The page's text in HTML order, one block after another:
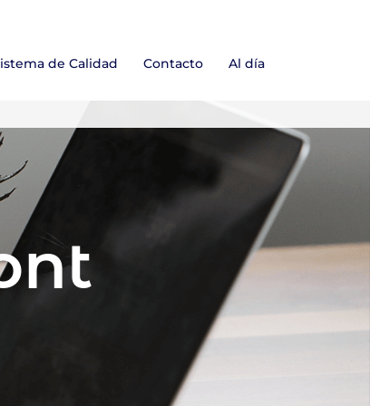
de Calidad Contacto Al día